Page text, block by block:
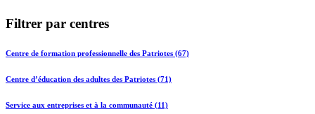
Filtrer par centres
Centre de formation professionnelle des Patriotes (67)
Centre d’éducation des adultes des Patriotes (71)
Service aux entreprises et à la communauté (11)